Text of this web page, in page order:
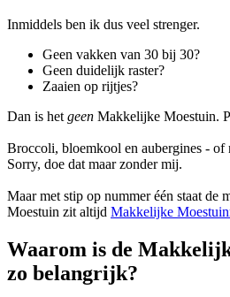
Inmiddels ben ik dus veel strenger.
Geen vakken van 30 bij 30?
Geen duidelijk raster?
Zaaien op rijtjes?
Dan is hetgeen Makkelijke Moestuin.
Broccoli, bloemkool en aubergines - of
Sorry, doe dat maar zonder mij.
Maar met stip op nummer één staat de
Moestuin zit altijd Makkelijke
Waarom is de
zo belangrijk?